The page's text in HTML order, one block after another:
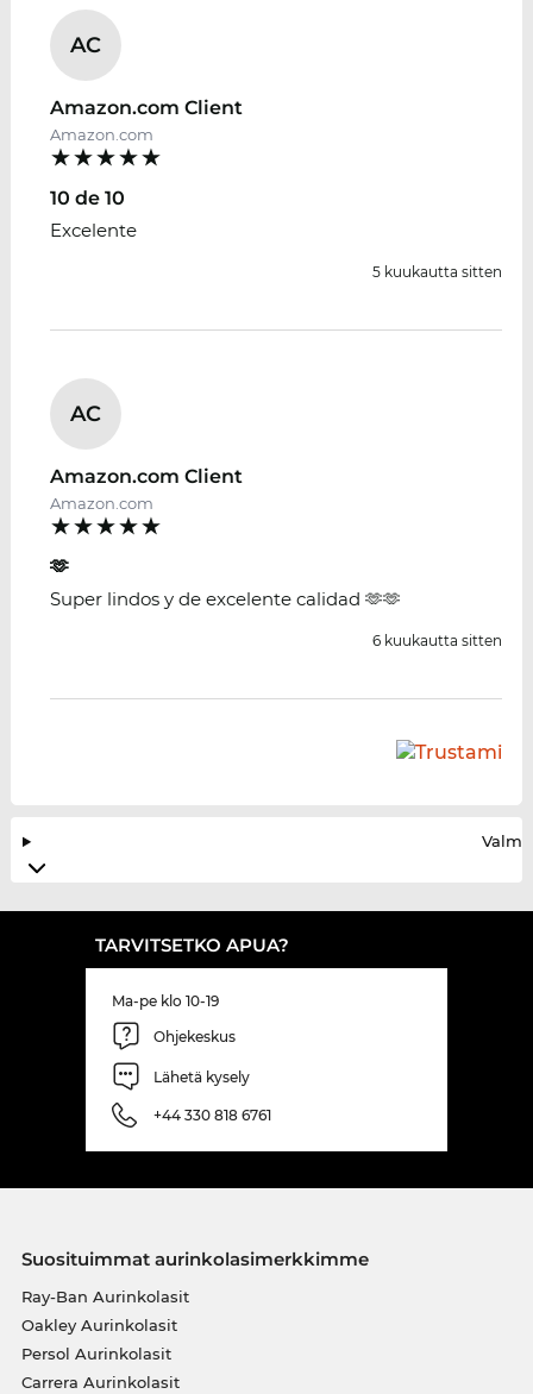
AC
Amazon.com Client
Amazon.com
10 de 10
Excelente
5 kuukautta sitten
AC
Amazon.com Client
Amazon.com
🫶
Super lindos y de excelente calidad 🫶🫶
6 kuukautta sitten
TARVITSETKO APUA?
Ma-pe klo 10-19
Ohjekeskus
Lähetä kysely
+44 330 818 6761
Suosituimmat aurinkolasimerkkimme
Ray-Ban Aurinkolasit
Oakley Aurinkolasit
Persol Aurinkolasit
Carrera Aurinkolasit